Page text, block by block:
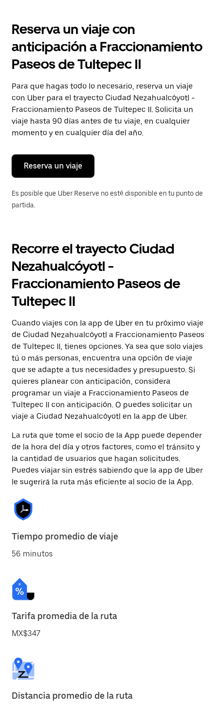
el
y
selecciona
una
Presiona
la
tecla Esc
para
cerrar
el
calendario.
Reserva un viaje con
anticipación a Fraccionamiento
Paseos de Tultepec II
Para que hagas todo lo necesario, reserva un viaje
con Uber para el trayecto Ciudad Nezahualcóyotl -
Fraccionamiento Paseos de Tultepec II. Solicita un
viaje hasta 90 días antes de tu viaje, en cualquier
momento y en cualquier día del año.
Reserva un viaje
Es posible que Uber Reserve no esté disponible en tu punto de
partida.
Recorre el trayecto Ciudad
Nezahualcóyotl -
Fraccionamiento Paseos de
Tultepec II
Cuando viajes con la app de Uber en tu próximo viaje
de Ciudad Nezahualcóyotl a Fraccionamiento Paseos
de Tultepec II, tienes opciones. Ya sea que solo viajes
tú o más personas, encuentra una opción de viaje
que se adapte a tus necesidades y presupuesto. Si
quieres planear con anticipación, considera
programar un viaje a Fraccionamiento Paseos de
Tultepec II con anticipación. O puedes solicitar un
viaje a Ciudad Nezahualcóyotl en la app de Uber.
La ruta que tome el socio de la App puede depender
de la hora del día y otros factores, como el tránsito y
la cantidad de usuarios que hagan solicitudes.
Puedes viajar sin estrés sabiendo que la app de Uber
le sugerirá la ruta más eficiente al socio de la App.
Tiempo promedio de viaje
56 minutos
Tarifa promedia de la ruta
MX$347
Distancia promedio de la ruta